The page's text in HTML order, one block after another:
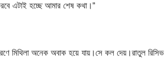
এটাই হচ্ছে আমার শেষ কথা।”
মিথিলা অনেক অবাক হয়ে যায়।সে কল দেয়।রাতুল রিসিভ